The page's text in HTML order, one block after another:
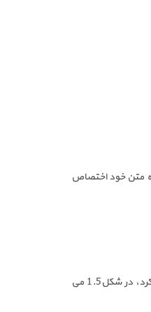
متن خود اختصاص
از طرف اپل شرکت مایکروسافت نسخه جدیدتری از برنامه مرورگرش را برای مک منتشر نکرد، در شکل1.5 می